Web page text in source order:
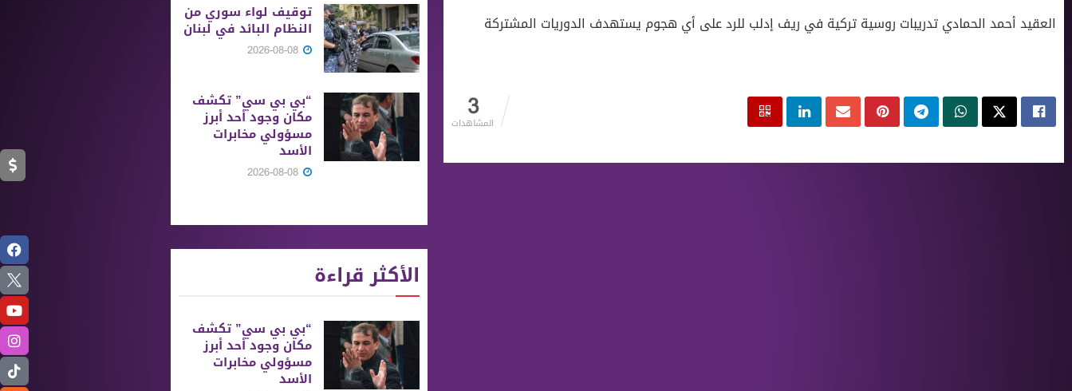
العقيد أحمد الحمادي تدريبات روسية تركية في ريف إدلب للرد على أي هجوم يستهدف الدوريات المشتركة
3
المشاهدات
توقيف لواء سوري من
النظام البائد في لبنان
“بي بي سي” تكشف
مكان وجود أحد أبرز
مسؤولي مخابرات
الأسد
الأكثر قراءة
“بي بي سي” تكشف
مكان وجود أحد أبرز
مسؤولي مخابرات
الأسد